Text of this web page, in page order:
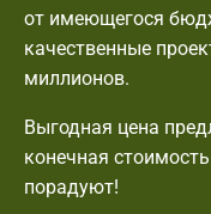
от имеющегося
качественные
миллионов.
Выгодная цена
конечная
порадуют!